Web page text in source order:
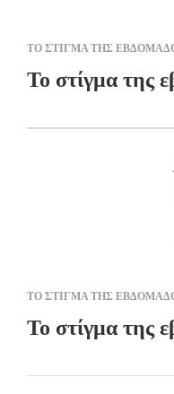
ΤΟ ΣΤΙΓΜΑ ΤΗΣ
Το στίγμα της
ΤΟ ΣΤΙΓΜΑ ΤΗΣ
Το στίγμα της